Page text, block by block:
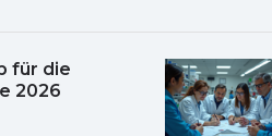
für die
2026